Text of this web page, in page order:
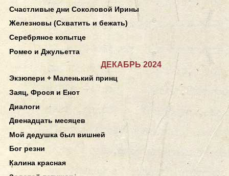
Счастливые дни Соколовой Ирины
Железновы (Схватить и бежать)
Серебряное копытце
Ромео и Джульетта
ДЕКАБРЬ 2024
Экзюпери + Маленький принц
Заяц, Фрося и Енот
Диалоги
Двенадцать месяцев
Мой дедушка был вишней
Бог резни
Калина красная